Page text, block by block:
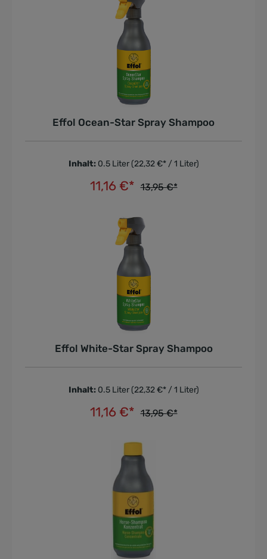
Effol Ocean-Star Spray Shampoo
Inhalt: 0.5 Liter (22,32 €* / 1 Liter)
11,16 €* 13,95 €*
In den Warenkorb
Effol White-Star Spray Shampoo
Inhalt: 0.5 Liter (22,32 €* / 1 Liter)
11,16 €* 13,95 €*
In den Warenkorb